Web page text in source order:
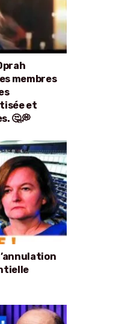
membres
et
🤔💭